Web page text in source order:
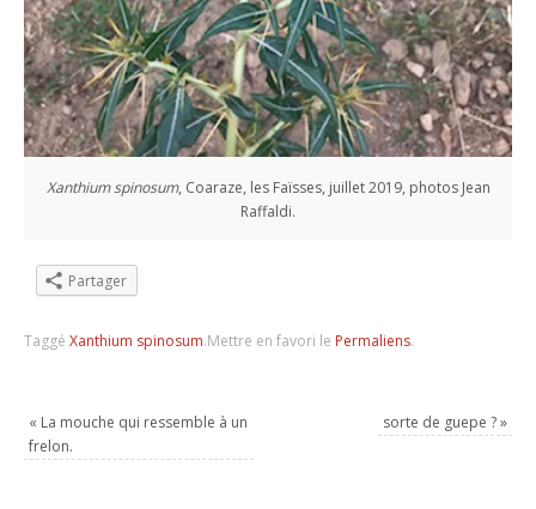
Xanthium spinosum, Coaraze, les Faïsses, juillet 2019, photos Jean
Raffaldi.
Partager
TaggéXanthium spinosum.Mettre en favori le Permaliens.
« La mouche qui ressemble à un
frelon.
sorte de guepe ?»